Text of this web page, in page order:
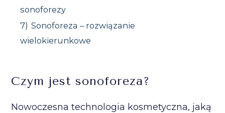
sonoforezy
7) Sonoforeza – rozwiązanie
wielokierunkowe
Czym jest sonoforeza?
Nowoczesna technologia kosmetyczna, jaką